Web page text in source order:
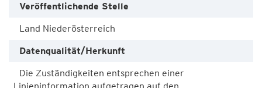
Veröffentlichende Stelle
Land Niederösterreich
Datenqualität/Herkunft
Die Zuständigkeiten entsprechen einer